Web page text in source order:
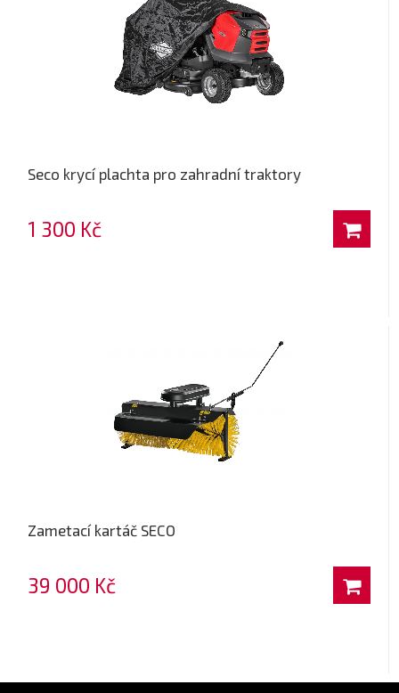
Seco krycí plachta pro zahradní traktory
1 300 Kč
Zametací kartáč SECO
39 000 Kč